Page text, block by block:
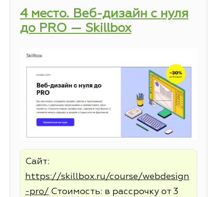
4 место. Веб-дизайн с нуля
до PRO — Skillbox
Сайт:
https://skillbox.ru/course/webdesign
-pro/ Стоимость: в рассрочку от 3